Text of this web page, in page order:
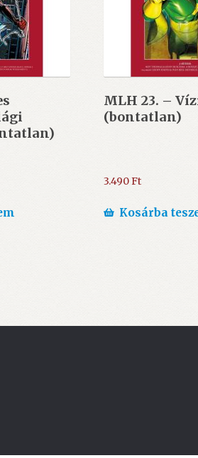
MLH 23. –
(bontatlan)
3.490Ft
Kosárba